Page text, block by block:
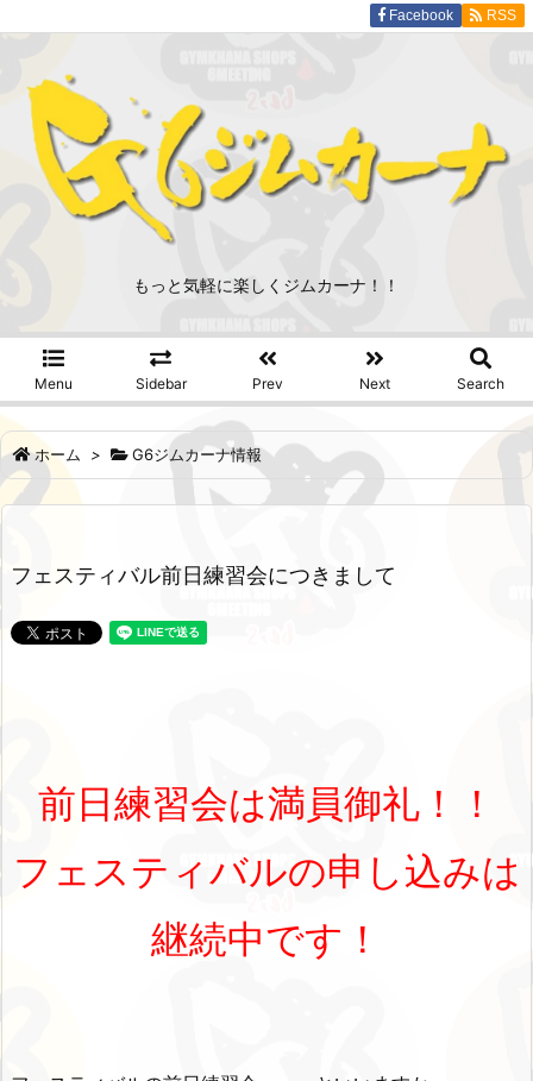
もっと気軽に楽しくジムカーナ！！
Menu Sidebar Prev Next Search
Facebook RSS
ホーム > G6ジムカーナ情報
フェスティバル前日練習会につきまして
前日練習会は満員御礼！！
フェスティバルの申し込みは
継続中です！